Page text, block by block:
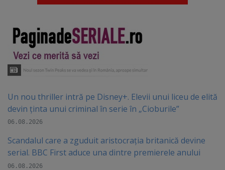
Un nou thriller intră pe Disney+. Elevii unui liceu de elită
devin ținta unui criminal în serie în „Cioburile”
06.08.2026
Scandalul care a zguduit aristocrația britanică devine
serial. BBC First aduce una dintre premierele anului
06.08.2026